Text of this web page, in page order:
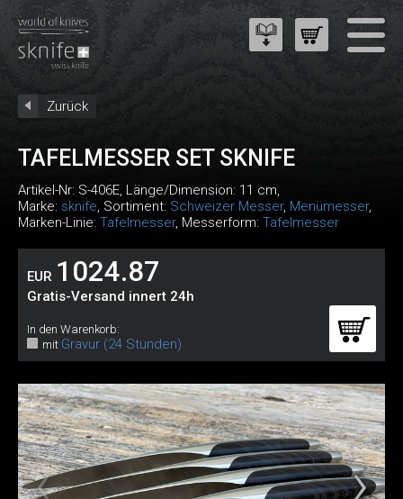
Zurück
TAFELMESSER SET SKNIFE
Artikel-Nr: S-406E, Länge/Dimension: 11 cm,
Marke: sknife, Sortiment: Schweizer Messer, Menümesser,
Marken-Linie: Tafelmesser, Messerform: Tafelmesser
EUR 1024.87
Gratis-Versand innert 24h
In den Warenkorb:
mit Gravur (24 Stunden)